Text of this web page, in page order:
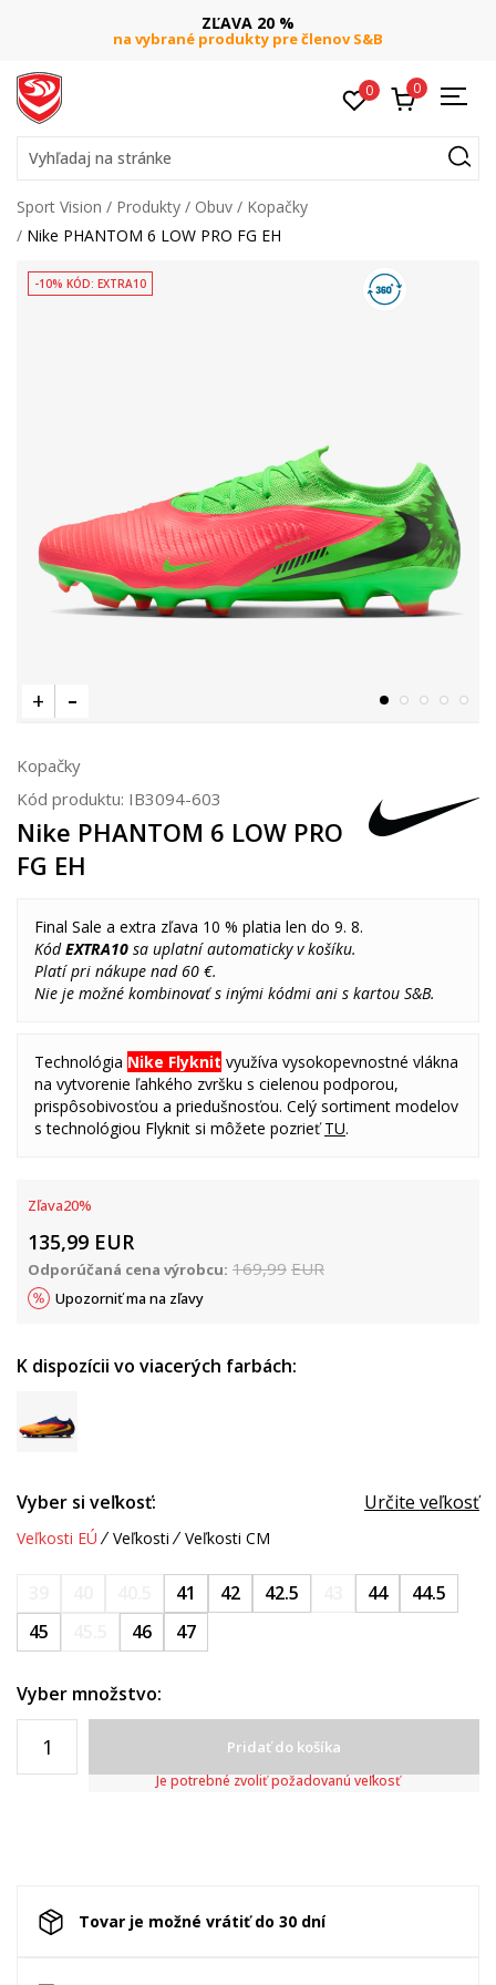
ZĽAVA 20 %
na vybrané produkty pre členov S&B
0 0
Vyhľadaj na stránke
Sport Vision Produkty Obuv
Kopačky
Nike PHANTOM 6 LOW PRO FG EH
-10% KÓD: EXTRA10
Kopačky
Kód produktu: IB3094-603
Nike PHANTOM 6 LOW PRO
FG EH
Final Sale a extra zľava 10 % platia len do 9. 8.
KódEXTRA10 sa uplatní automaticky v košíku.
Platí pri nákupe nad 60 €.
Nie je možné kombinovať s inými kódmi ani s kartou S&B.
Technológia Nike Flyknit využíva vysokopevnostné vlákna
na vytvorenie ľahkého zvršku s cielenou podporou,
prispôsobivosťou a priedušnosťou. Celý sortiment modelov
s technológiou Flyknit si môžete pozrieťTU.
Zľava20%
135,99 EUR
Odporúčaná cena výrobcu: 169,99 EUR
Upozorniť ma na zľavy
K dispozícii vo viacerých farbách:
Vyber si veľkosť: Určite veľkosť
Veľkosti EÚ Veľkosti Veľkosti CM
41 42 42.5 44
44.5
45
46 47
Vyber množstvo:
Pridať do košíka
Je potrebné zvoliť požadovanú veľkosť
Tovar je možné vrátiť do 30 dní